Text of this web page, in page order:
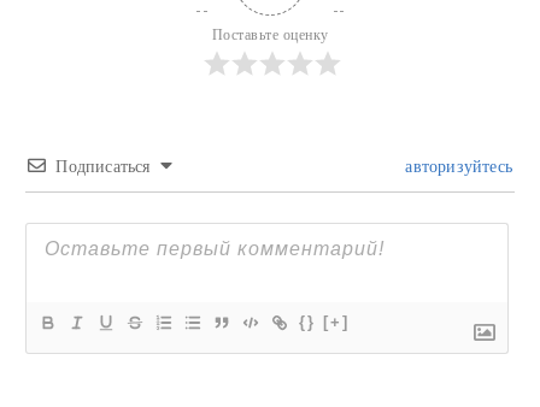
Поставьте оценку
Подписаться авторизуйтесь
{} [+]